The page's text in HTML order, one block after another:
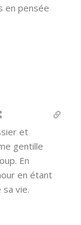
en pensée
et
gentille
En
en étant
vie.